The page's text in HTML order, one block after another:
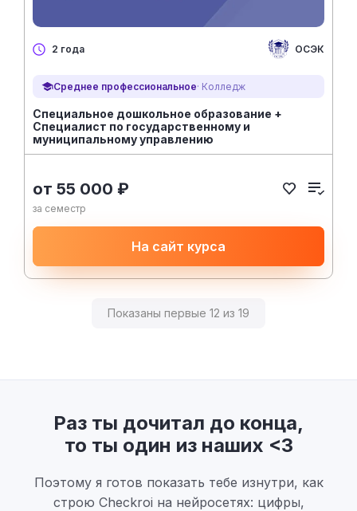
2 года ОСЭК
Среднее профессиональное· Колледж
Специальное дошкольное образование +
Специалист по государственному и
муниципальному управлению
от 55 000 ₽
за семестр
На сайт курса
Показаны первые 12 из 19
Раз ты дочитал до конца,
то ты один из наших <3
Поэтому я готов показать тебе изнутри, как
строю Checkroi на нейросетях: цифры,